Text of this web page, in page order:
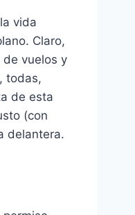
vida
Claro,
vuelos y
todas,
de esta
(con
delantera.